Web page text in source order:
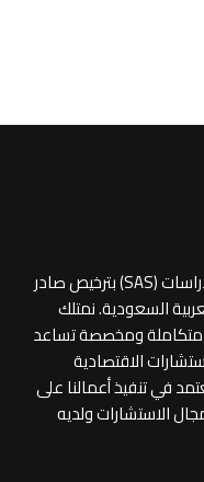
تأسس مكتب ساس المحاسبية للبحوث والدراسات (SAS) بترخيص صادر
السعودية. نمتلك
متكاملة ومخصصة تساعد
الاقتصادية
في تنفيذ أعمالنا على
الاستشارات ولديه